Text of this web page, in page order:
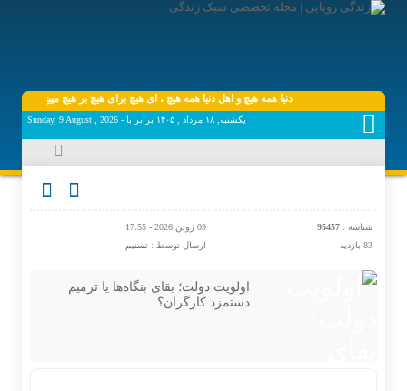
دنیا همه هیچ و اهل دنیا همه هیچ ، ‌ای هیچ برای هیچ بر هیچ مپیچ ، دانی
یکشنبه, ۱۸ مرداد , ۱۴۰۵ برابر با - Sunday, 9 August , 2026
شناسه : 95457
09 ژوئن 2026 - 17:55
83 بازدید
ارسال توسط :تسنیم
اولویت دولت؛ بقای بنگاه‌ها یا ترمیم
دستمزد کارگران؟